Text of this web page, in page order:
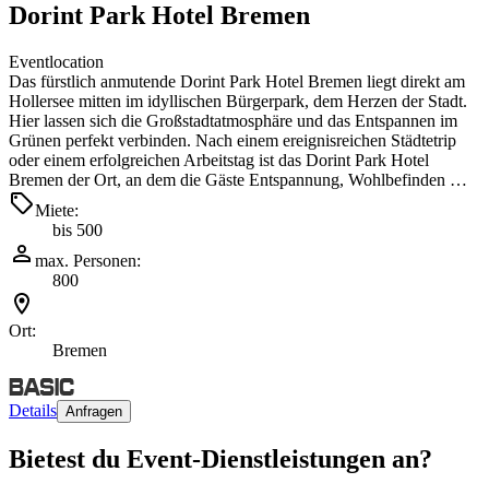
Dorint Park Hotel Bremen
Eventlocation
Das fürstlich anmutende Dorint Park Hotel Bremen liegt direkt am
Hollersee mitten im idyllischen Bürgerpark, dem Herzen der Stadt.
Hier lassen sich die Großstadtatmosphäre und das Entspannen im
Grünen perfekt verbinden. Nach einem ereignisreichen Städtetrip
oder einem erfolgreichen Arbeitstag ist das Dorint Park Hotel
Bremen der Ort, an dem die Gäste Entspannung, Wohlbefinden …
Miete:
bis 500
max. Personen:
800
Ort:
Bremen
Details Anfragen
Bietest du Event-Dienstleistungen an?